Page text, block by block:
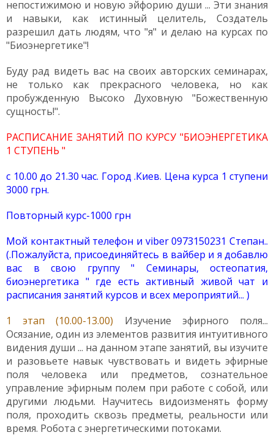
непостижимою и новую эйфорию души ... Эти знания
и навыки, как истинный целитель, Создатель
разрешил дать людям, что "я" и делаю на курсах по
"Биоэнергетике"!
Буду рад видеть вас на своих авторских семинарах,
не только как прекрасного человека, но как
пробужденную Высоко Духовную "Божественную
сущность!".
РАСПИСАНИЕ ЗАНЯТИЙ ПО КУРСУ "БИОЭНЕРГЕТИКА
1 СТУПЕНЬ "
с 10.00 до 21.30 час. Город .Киев. Цена курса 1 ступени
3000 грн.
Повторный курс-1000 грн
Мой контактный телефон и viber 0973150231 Степан..
(.Пожалуйста, присоединяйтесь в вайбер и я добавлю
вас в свою группу " Семинары, остеопатия,
биоэнергетика " где есть активный живой чат и
расписания занятий курсов и всех мероприятий... )
1 этап (10.00-13.00) Изучение эфирного поля...
Осязание, один из элементов развития интуитивного
видения души ... на данном этапе занятий, вы изучите
и разовьете навык чувствовать и видеть эфирные
поля человека или предметов, сознательное
управление эфирным полем при работе с собой, или
другими людьми. Научитесь видоизменять форму
поля, проходить сквозь предметы, реальности или
время. Робота с энергетическими потоками.